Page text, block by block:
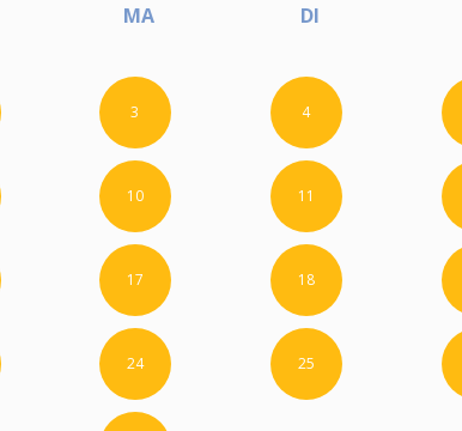
MA DI
3 4
10 11
17 18
24 25